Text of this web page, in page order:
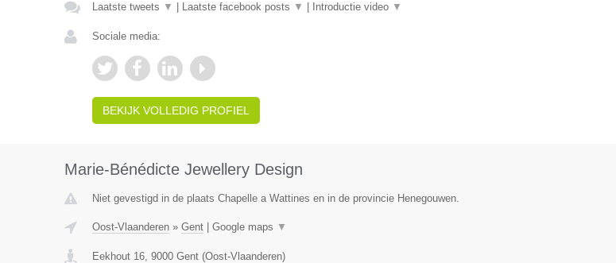
Laatste tweets ▼ Laatste facebook posts ▼ Introductie video ▼
Sociale media:
BEKIJK VOLLEDIG PROFIEL
Marie-Bénédicte Jewellery Design
Niet gevestigd in de plaats Chapelle a Wattines en in de provincie Henegouwen.
Oost-Vlaanderen» Gent| Google maps ▼
Eekhout 16, 9000 Gent(Oost-Vlaanderen)